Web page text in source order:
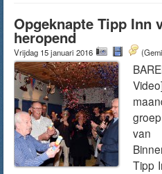
Opgeknapte Tipp Inn
heropend
Vrijdag 15 januari 2016
van
Tipp